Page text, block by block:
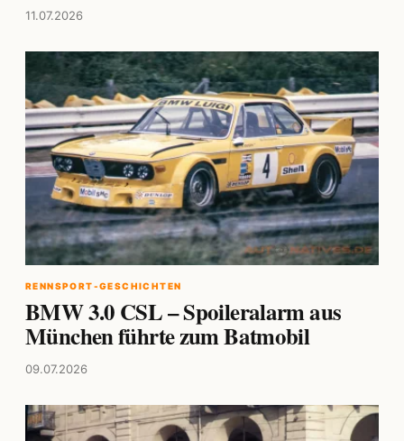
11.07.2026
RENNSPORT-GESCHICHTEN
BMW 3.0 CSL – Spoileralarm aus
München führte zum Batmobil
09.07.2026